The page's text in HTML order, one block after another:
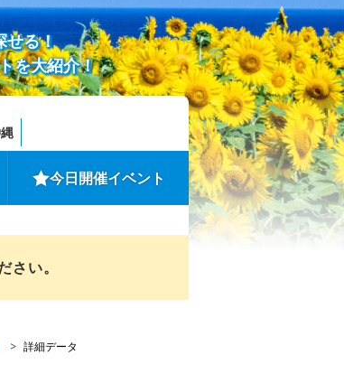
せる！
を大紹介！
今日開催イベント
い。
詳細データ